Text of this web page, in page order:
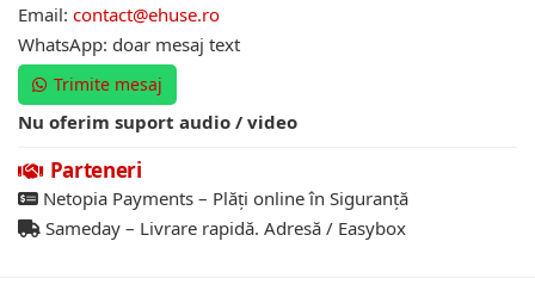
Email: contact@ehuse.ro
WhatsApp: doar mesaj text
Trimite mesaj
Nu oferim suport audio / video
Parteneri
Netopia Payments – Plăți online în Siguranță
Sameday – Livrare rapidă. Adresă / Easybox